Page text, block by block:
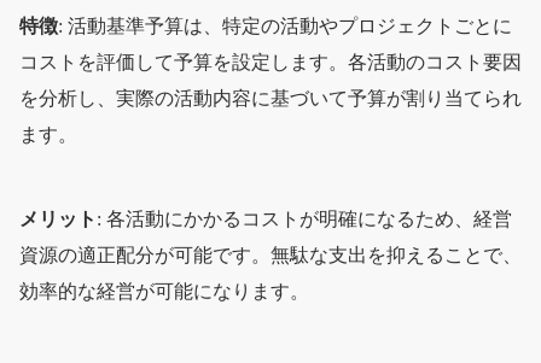
特徴: 活動基準予算は、特定の活動やプロジェクトごとに
コストを評価して予算を設定します。各活動のコスト要因
を分析し、実際の活動内容に基づいて予算が割り当てられ
ます。
メリット : 各活動にかかるコストが明確になるため、経営
資源の適正配分が可能です。無駄な支出を抑えることで、
効率的な経営が可能になります。